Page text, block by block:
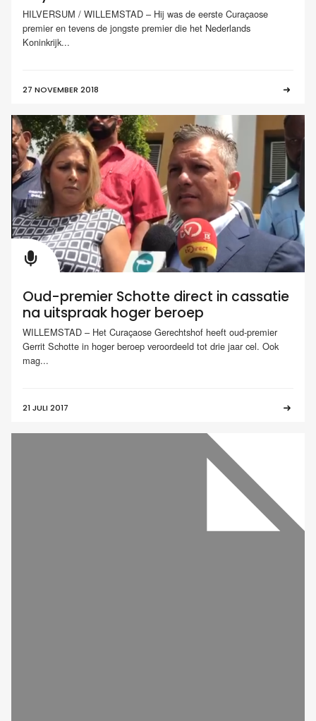
HILVERSUM / WILLEMSTAD – Hij was de eerste Curaçaose
premier en tevens de jongste premier die het Nederlands
Koninkrijk...
27 NOVEMBER 2018
Oud-premier Schotte direct in cassatie
na uitspraak hoger beroep
WILLEMSTAD – Het Curaçaose Gerechtshof heeft oud-premier
Gerrit Schotte in hoger beroep veroordeeld tot drie jaar cel. Ook
mag...
21 JULI 2017